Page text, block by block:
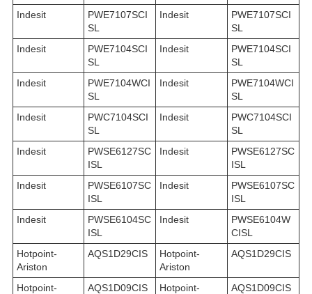
Indesit
PWE7107SCI
SL
Indesit
PWE7107SCI
SL
Indesit
PWE7104SCI
SL
Indesit
PWE7104SCI
SL
Indesit
PWE7104WCI
SL
Indesit
PWE7104WCI
SL
Indesit
PWC7104SCI
SL
Indesit
PWC7104SCI
SL
Indesit
PWSE6127SC
ISL
Indesit
PWSE6127SC
ISL
Indesit
PWSE6107SC
ISL
Indesit
PWSE6107SC
ISL
Indesit
PWSE6104SC
ISL
Indesit
PWSE6104W
CISL
Hotpoint-
Ariston
AQS1D29CIS
Hotpoint-
Ariston
AQS1D29CIS
Hotpoint-
AQS1D09CIS
Hotpoint-
AQS1D09CIS